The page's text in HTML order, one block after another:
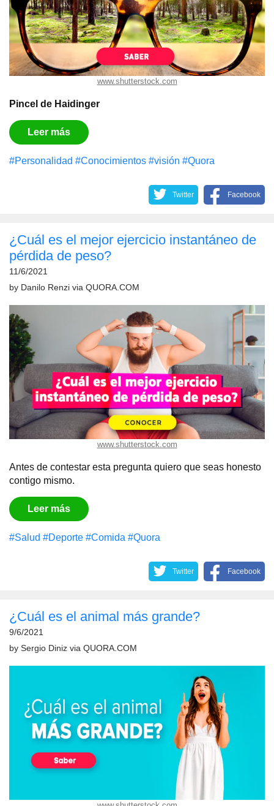
www.shutterstock.com
Pincel de Haidinger
Leer más
#Personalidad #Conocimientos #visión #Quora
Twitter Facebook
¿Cuál es el mejor ejercicio instantáneo de
pérdida de peso?
11/6/2021
by Danilo Renzi via QUORA.COM
www.shutterstock.com
Antes de contestar esta pregunta quiero que seas honesto
contigo mismo.
Leer más
#Salud #Deporte #Comida #Quora
Twitter Facebook
¿Cuál es el animal más grande?
9/6/2021
by Sergio Diniz via QUORA.COM